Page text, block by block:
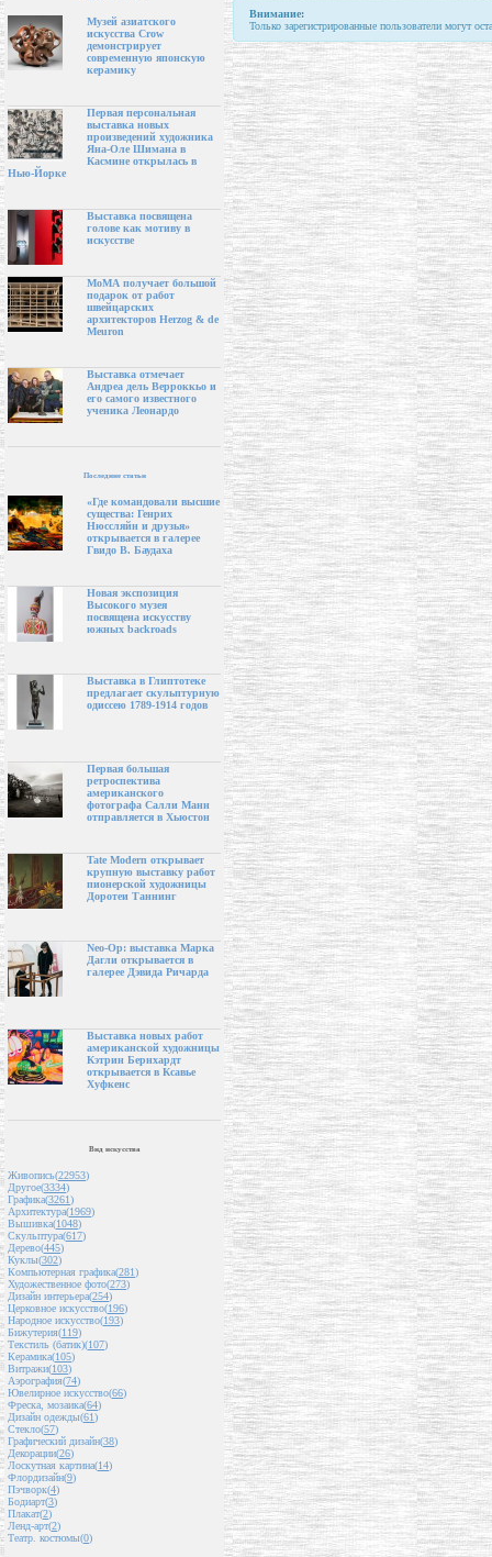
Музей азиатского
искусства Crow
демонстрирует
современную японскую
керамику
Первая персональная
выставка новых
произведений художника
Яна-Оле Шимана в
Касмине открылась в
Нью-Йорке
Выставка посвящена
голове как мотиву в
искусстве
МоМА получает большой
подарок от работ
швейцарских
архитекторов Herzog & de
Meuron
Выставка отмечает
Андреа дель Верроккьо и
его самого известного
ученика Леонардо
Последние статьи
«Где командовали высшие
существа: Генрих
Нюссляйн и друзья»
открывается в галерее
Гвидо В. Баудаха
Новая экспозиция
Высокого музея
посвящена искусству
южных backroads
Выставка в Глиптотеке
предлагает скульптурную
одиссею 1789-1914 годов
Первая большая
ретроспектива
американского
фотографа Салли Манн
отправляется в Хьюстон
Tate Modern открывает
крупную выставку работ
пионерской художницы
Доротеи Таннинг
Neo-Op: выставка Марка
Дагли открывается в
галерее Дэвида Ричарда
Выставка новых работ
американской художницы
Кэтрин Бернхардт
открывается в Ксавье
Хуфкенс
Вид искусства
Живопись(22953)
Другое(3334)
Графика(3261)
Архитектура(1969)
Вышивка(1048)
Скульптура(617)
Дерево(445)
Куклы(302)
Компьютерная графика(281)
Художественное фото(273)
Дизайн интерьера(254)
Церковное искусство(196)
Народное искусство(193)
Бижутерия(119)
Текстиль (батик)(107)
Керамика(105)
Витражи(103)
Аэрография(74)
Ювелирное искусство(66)
Фреска, мозаика(64)
Дизайн одежды(61)
Стекло(57)
Графический дизайн(38)
Декорации(26)
Лоскутная картина(14)
Флордизайн(9)
Пэчворк(4)
Бодиарт(3)
Плакат(2)
Ленд-арт(2)
Театр. костюмы(0)
Внимание:
Только зарегистрированные пользователи могут